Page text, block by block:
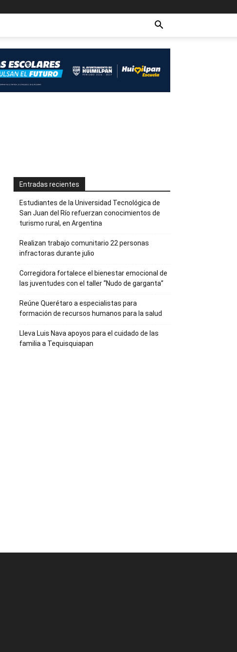
Entradas recientes
Estudiantes de la Universidad Tecnológica de
San Juan del Río refuerzan conocimientos de
turismo rural, en Argentina
Realizan trabajo comunitario 22 personas
infractoras durante julio
Corregidora fortalece el bienestar emocional de
las juventudes con el taller ‘‘Nudo de garganta’’
Reúne Querétaro a especialistas para
formación de recursos humanos para la salud
Lleva Luis Nava apoyos para el cuidado de las
familia a Tequisquiapan